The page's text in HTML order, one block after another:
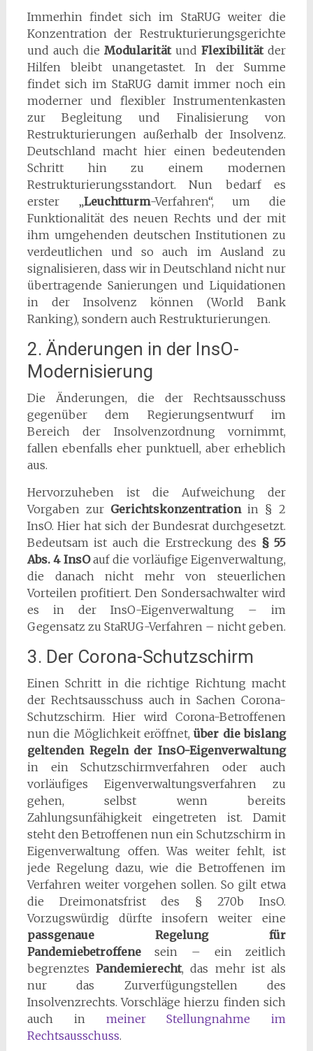
Immerhin findet sich im StaRUG weiter die
Konzentration der Restrukturierungsgerichte
und auch die ModularitätundFlexibilitätder
Hilfen bleibt unangetastet. In der Summe
findet sich im StaRUG damit immer noch ein
moderner und flexibler Instrumentenkasten
zur Begleitung und Finalisierung von
Restrukturierungen außerhalb der Insolvenz.
Deutschland macht hier einen bedeutenden
Schritt hin zu einem modernen
Restrukturierungsstandort. Nun bedarf es
erster „Leuchtturm-Verfahren“, um die
Funktionalität des neuen Rechts und der mit
ihm umgehenden deutschen Institutionen zu
verdeutlichen und so auch im Ausland zu
signalisieren, dass wir in Deutschland nicht nur
übertragende Sanierungen und Liquidationen
in der Insolvenz können (World Bank
Ranking), sondern auch Restrukturierungen.
2. Änderungen in der InsO-
Modernisierung
Die Änderungen, die der Rechtsausschuss
gegenüber dem Regierungsentwurf im
Bereich der Insolvenzordnung vornimmt,
fallen ebenfalls eher punktuell, aber erheblich
aus.
Hervorzuheben ist die Aufweichung der
Vorgaben zur Gerichtskonzentrationin § 2
InsO. Hier hat sich der Bundesrat durchgesetzt.
Bedeutsam ist auch die Erstreckung des § 55
Abs. 4 InsOauf die vorläufige Eigenverwaltung,
die danach nicht mehr von steuerlichen
Vorteilen profitiert. Den Sondersachwalter wird
es in der InsO-Eigenverwaltung – im
Gegensatz zu StaRUG-Verfahren – nicht geben.
3. Der Corona-Schutzschirm
Einen Schritt in die richtige Richtung macht
der Rechtsausschuss auch in Sachen Corona-
Schutzschirm. Hier wird Corona-Betroffenen
nun die Möglichkeit eröffnet,über die bislang
geltenden Regeln der InsO-Eigenverwaltung
in ein Schutzschirmverfahren oder auch
vorläufiges Eigenverwaltungsverfahren zu
gehen, selbst wenn bereits
Zahlungsunfähigkeit eingetreten ist. Damit
steht den Betroffenen nun ein Schutzschirm in
Eigenverwaltung offen. Was weiter fehlt, ist
jede Regelung dazu, wie die Betroffenen im
Verfahren weiter vorgehen sollen. So gilt etwa
die Dreimonatsfrist des § 270b InsO.
Vorzugswürdig dürfte insofern weiter eine
passgenaue Regelung für
Pandemiebetroffenesein – ein zeitlich
begrenztesPandemierecht, das mehr ist als
nur das Zurverfügungstellen des
Insolvenzrechts. Vorschläge hierzu finden sich
auch in meiner Stellungnahme im
Rechtsausschuss.